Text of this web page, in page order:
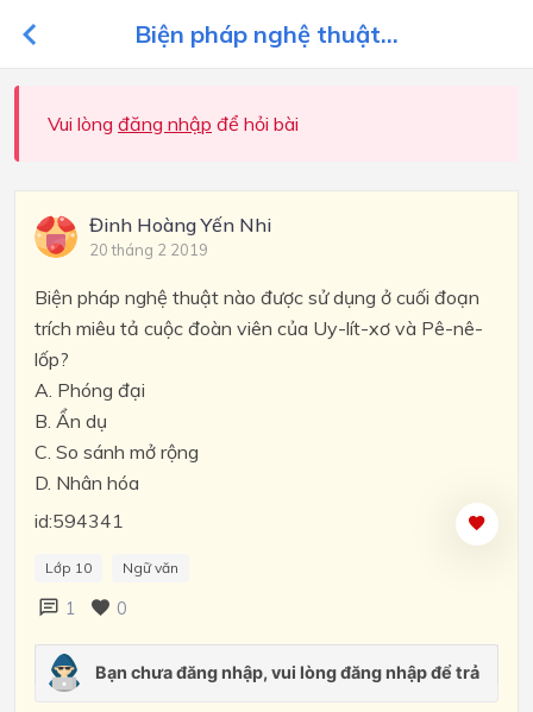
Biện pháp nghệ thuật...
Vui lòng đăng nhập để hỏi bài
Đinh Hoàng Yến Nhi
20 tháng 2 2019
Biện pháp nghệ thuật nào được sử dụng ở cuối đoạn
trích miêu tả cuộc đoàn viên của Uy-lít-xơ và Pê-nê-
lốp?
A. Phóng đại
B. Ẩn dụ
C. So sánh mở rộng
D. Nhân hóa
id:594341
Lớp 10 Ngữ văn
1 0